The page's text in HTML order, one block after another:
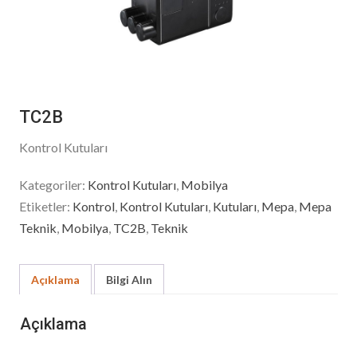
TC2B
Kontrol Kutuları
Kategoriler: Kontrol Kutuları, Mobilya
Etiketler: Kontrol, Kontrol Kutuları, Kutuları, Mepa, Mepa
Teknik, Mobilya, TC2B, Teknik
Açıklama Bilgi Alın
Açıklama